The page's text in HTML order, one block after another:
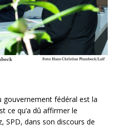
gouvernement fédéral est la
ce qu’a dû affirmer le
SPD, dans son discours de